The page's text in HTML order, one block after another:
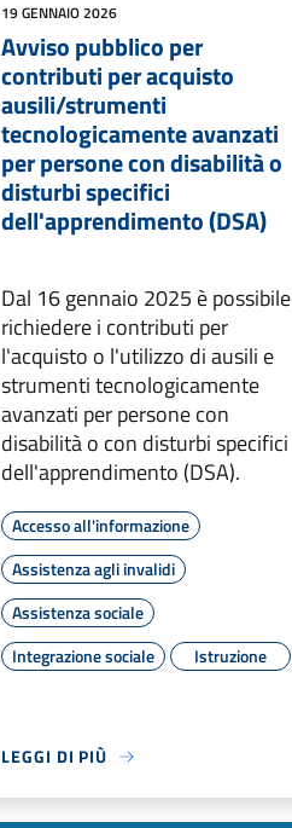
19 GENNAIO 2026
Avviso pubblico per
contributi per acquisto
ausili/strumenti
tecnologicamente avanzati
per persone con disabilità o
disturbi specifici
dell'apprendimento (DSA)
Dal 16 gennaio 2025 è possibile
richiedere i contributi per
l'acquisto o l'utilizzo di ausili e
strumenti tecnologicamente
avanzati per persone con
disabilità o con disturbi specifici
dell'apprendimento (DSA).
Accesso all'informazione
Assistenza agli invalidi
Assistenza sociale
Integrazione sociale
Istruzione
LEGGI DI PIÙ